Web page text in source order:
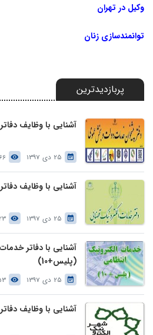
وکیل در تهران
توانمندسازی زنان
پربازدیدترین
آشنایی با وظایف
25 دی 1397
آشنایی با وظایف
25 دی 1397
آشنایی با دفاتر
(پلیس+10)
25 دی 1397
آشنایی با وظایف